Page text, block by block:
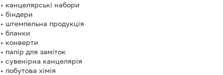
• канцелярські набори
• біндери
• штемпельна продукція
• бланки
• конверти
• папір для заміток
• сувенірна канцелярія
• побутова хімія